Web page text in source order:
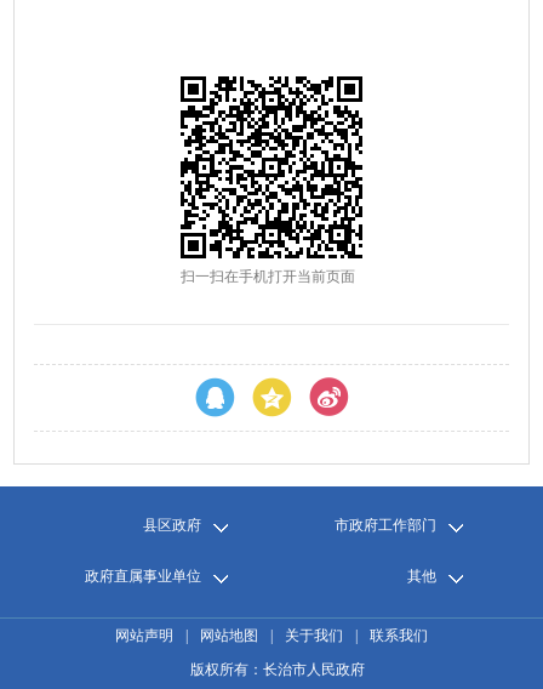
扫一扫在手机打开当前页面
县区政府 市政府工作部门
政府直属事业单位 其他
网站声明 网站地图 关于我们
联系我们
版权所有：长治市人民政府